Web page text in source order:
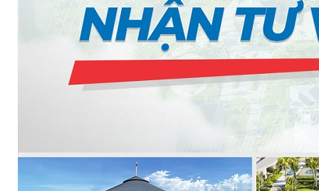
HỆ THỐNG BƠM PCCC NGUYÊN CỤM EPSSO
BƠM CHÌM PACKAGE EPSSO